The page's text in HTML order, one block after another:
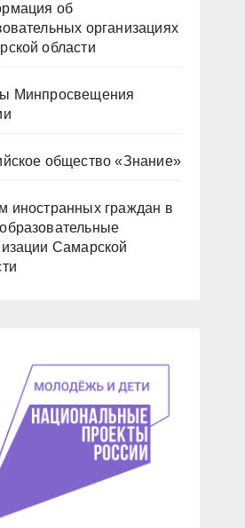
об
организациях
области
Минпросвещения
общество «Знание»
иностранных граждан в
Самарской